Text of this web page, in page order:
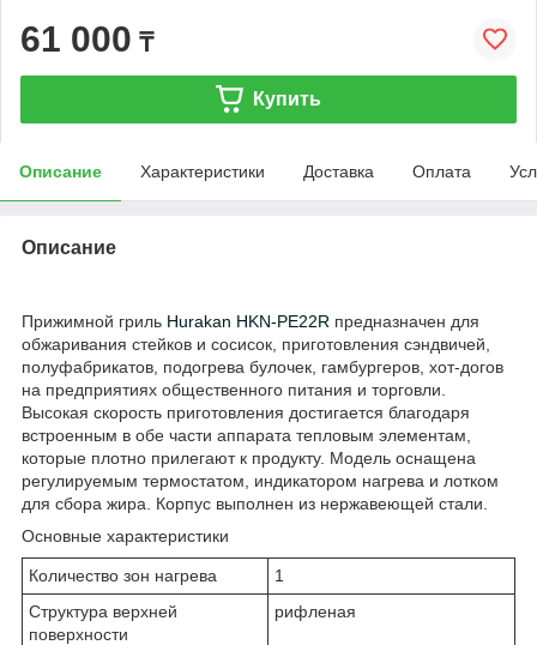
61 000 ₸
Купить
Описание Характеристики Доставка Оплата
Описание
Прижимной гриль Hurakan HKN-PE22R предназначен для
обжаривания стейков и сосисок, приготовления сэндвичей,
полуфабрикатов, подогрева булочек, гамбургеров, хот-догов
на предприятиях общественного питания и торговли.
Высокая скорость приготовления достигается благодаря
встроенным в обе части аппарата тепловым элементам,
которые плотно прилегают к продукту. Модель оснащена
регулируемым термостатом, индикатором нагрева и лотком
для сбора жира. Корпус выполнен из нержавеющей стали.
Основные характеристики
Количество зон нагрева
1
Структура верхней
поверхности
рифленая